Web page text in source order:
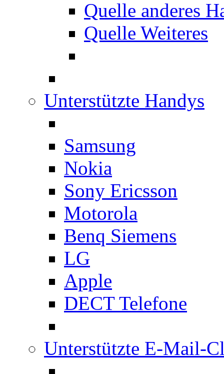
Quelle anderes
Quelle Weiteres
Unterstützte Handys
Samsung
Nokia
Sony Ericsson
Motorola
Benq Siemens
LG
Apple
DECT Telefone
Unterstützte E-Mail-